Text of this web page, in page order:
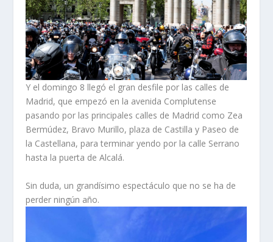
Y el domingo 8 llegó el gran desfile por las calles de
Madrid, que empezó en la avenida Complutense
pasando por las principales calles de Madrid como Zea
Bermúdez, Bravo Murillo, plaza de Castilla y Paseo de
la Castellana, para terminar yendo por la calle Serrano
hasta la puerta de Alcalá.
Sin duda, un grandísimo espectáculo que no se ha de
perder ningún año.